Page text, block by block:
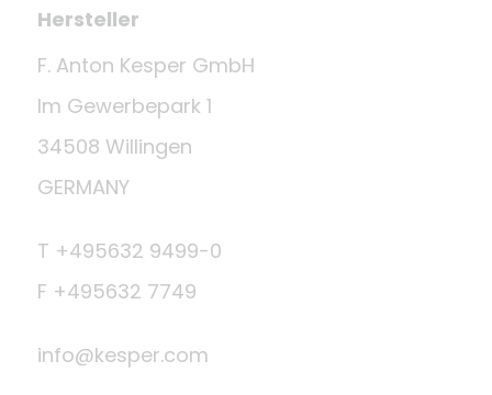
Hersteller
F. Anton Kesper GmbH
Im Gewerbepark 1
34508 Willingen
GERMANY
T +495632 9499-0
F +495632 7749
info@kesper.com